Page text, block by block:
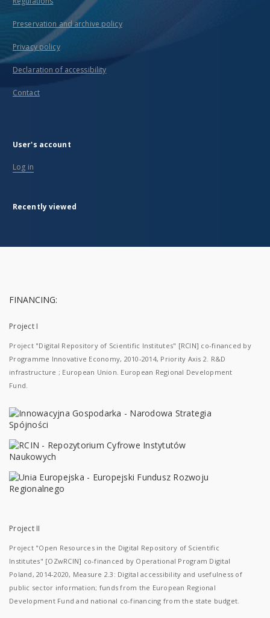
Preservation and archive policy
Privacy policy
Declaration of accessibility
Contact
User's account
Log in
Recently viewed
FINANCING:
Project I
Project "Digital Repository of Scientific Institutes" [RCIN] co-financed by
Programme Innovative Economy, 2010-2014, Priority Axis 2. R&D
infrastructure ; European Union. European Regional Development
Fund.
Project II
Project "Open Resources in the Digital Repository of Scientific
Institutes" [OZwRCIN] co-financed by Operational Program Digital
Poland, 2014-2020, Measure 2.3: Digital accessibility and usefulness of
public sector information; funds from the European Regional
Development Fund and national co-financing from the state budget.